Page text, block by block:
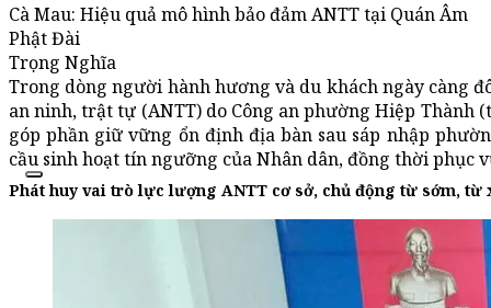
Cà Mau: Hiệu quả mô hình bảo đảm ANTT tại Quán Âm
Phật Đài
Trọng Nghĩa
Trong dòng người hành hương và du khách ngày càng
an ninh, trật tự (ANTT) do Công an phường Hiệp Thành
góp phần giữ vững ổn định địa bàn sau sáp nhập
cầu sinh hoạt tín ngưỡng của Nhân dân, đồng thời
Phát huy vai trò lực lượng ANTT cơ sở, chủ động từ sớm, từ